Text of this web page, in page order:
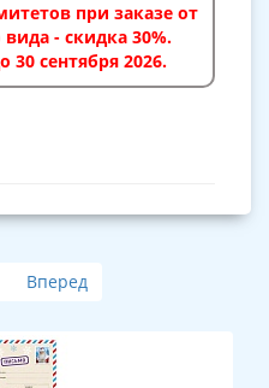
при заказе от
- скидка 30%.
30 сентября 2026.
Вперед